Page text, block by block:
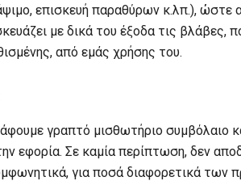
επισκευή παραθύρων κ.λπ.), ώστε
με δικά του έξοδα τις βλάβες,
από εμάς χρήσης του.
γραπτό μισθωτήριο συμβόλαιο
εφορία. Σε καμία περίπτωση, δεν
για ποσά διαφορετικά των